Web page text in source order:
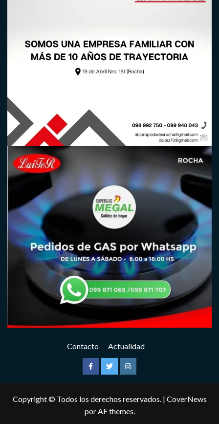
Contacto Actualidad
FacebookTwitterInstagram
Copyright © Todos los derechos reservados. | CoverNews
por AF themes.